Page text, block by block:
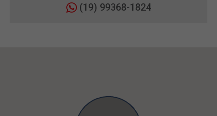
(19) 99368-1824